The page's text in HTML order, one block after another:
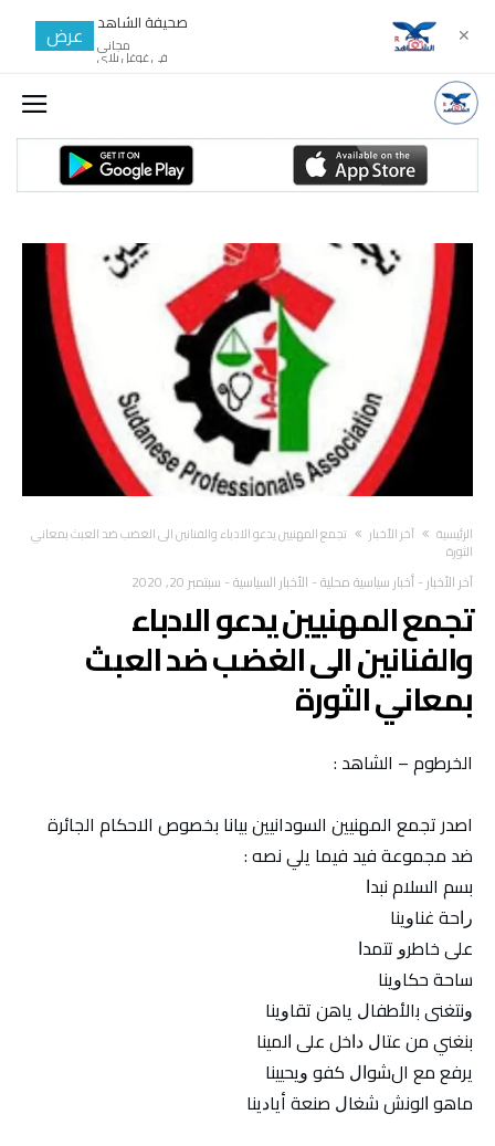
‫الرئيسية‬ آخر الأخبار
تجمع المهنيين يدعو الادباء والفنانين الى الغضب ضد العبث بمعاني
الثورة
آخر الأخبار-أخبار سياسية محلية- الأخبار السياسية- سبتمبر 20, 2020
تجمع المهنيين يدعو الادباء
والفنانين الى الغضب ضد العبث
بمعاني الثورة
الخرطوم – الشاهد :
اصدر تجمع المهنيين السودانيين بيانا بخصوص الاحكام الجائرة
ضد مجموعة فيد فيما يلي نصه :
بسم السلام ﻧﺒﺪﺍ
ﺭﺍﺣﺔ ﻏﻨﺎﻭﻳﻨﺎ
ﻋﻠﻰ ﺧﺎﻃﺮﻭ ﺗﺘﻤﺪﺍ
ﺳﺎﺣﺔ ﺣﻜﺎﻭﻳﻨﺎ
ﻭﻧﺘﻐﻨﻰ ﺑالأﻃﻔﺎﻝ ﻳﺎﻫﻦ ﺗﻘﺎﻭﻳﻨﺎ
ﺑﻨﻐﻨﻲ ﻣﻦ ﻋﺘﺎﻝ ﺩﺍﺧﻞ ﻋﻠﻰ ﺍﻟﻤﻴﻨﺎ
ﻳﺮﻓﻊ مع الﺷﻮﺍﻝ ﻛﻔﻮ ﻭﻳﺤﻴﻴﻨﺎ
ﻣﺎﻫﻮ ﺍﻟﻮﻧﺶ ﺷﻐﺎﻝ ﺻﻨﻌﺔ أﻳﺎﺩﻳﻨﺎ
✕ صحيفة الشاهد
مجانى
في غوغل بلاي
عرض